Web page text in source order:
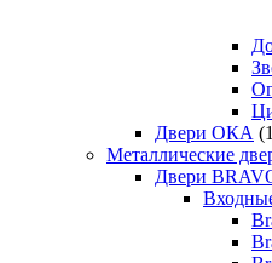
Двери ОКА
Металлические
Двери